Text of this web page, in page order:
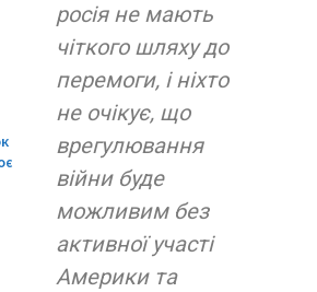
росія не мають
чіткого шляху до
перемоги, і ніхто
не очікує, що
врегулювання
війни буде
можливим без
активної участі
Америки та